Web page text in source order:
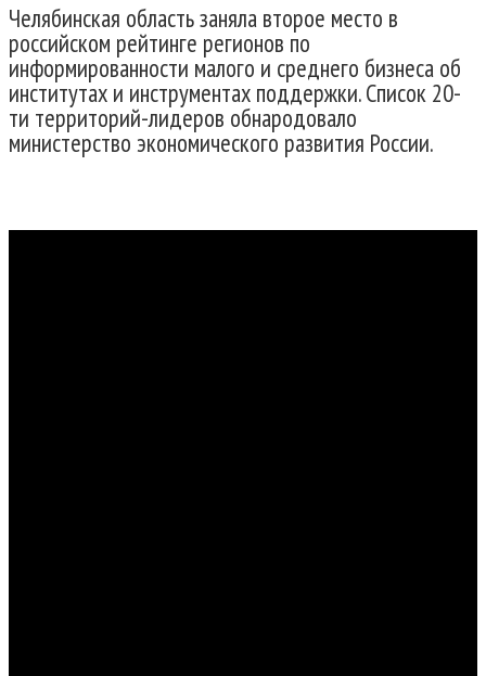
Челябинская область заняла второе место в
российском рейтинге регионов по
информированности малого и среднего бизнеса об
институтах и инструментах поддержки. Список 20-
ти территорий-лидеров обнародовало
министерство экономического развития России.